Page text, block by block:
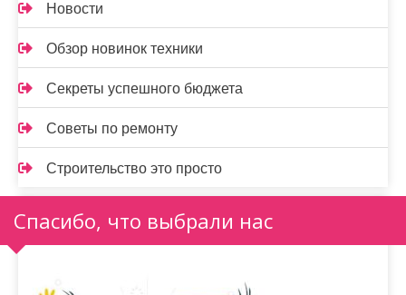
Новости
Обзор новинок техники
Секреты успешного бюджета
Советы по ремонту
Строительство это просто
Спасибо, что выбрали нас